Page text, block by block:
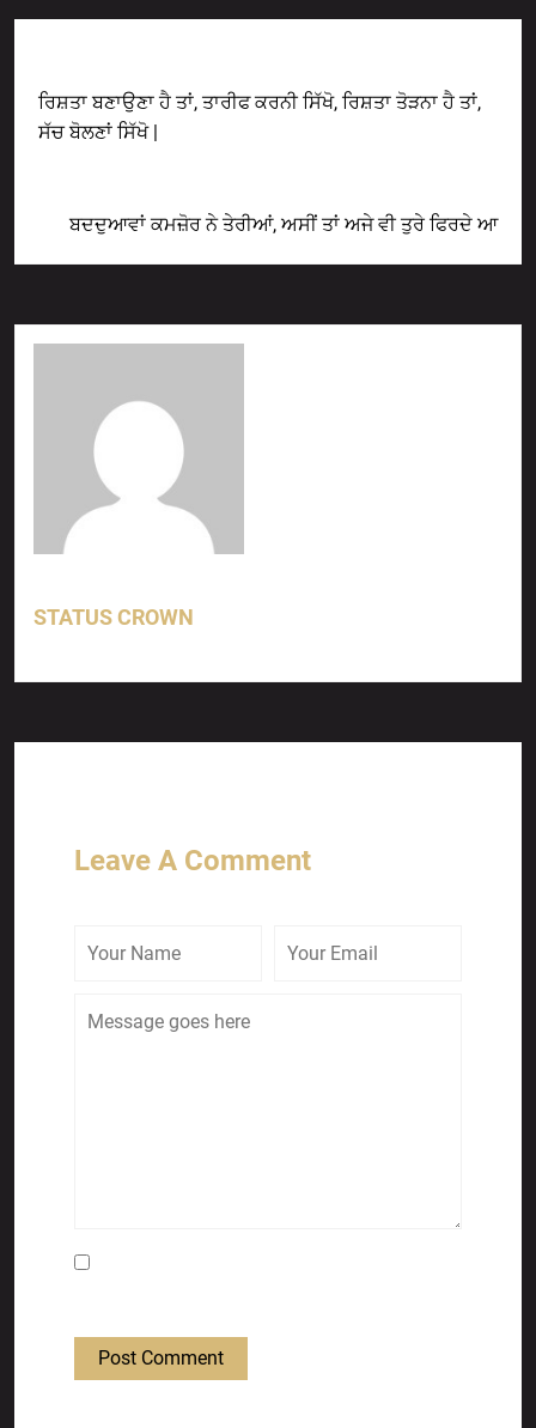
ਰਿਸ਼ਤਾ ਬਣਾਉਣਾ ਹੈ ਤਾਂ, ਤਾਰੀਫ ਕਰਨੀ ਸਿੱਖੋ, ਰਿਸ਼ਤਾ ਤੋੜਨਾ ਹੈ ਤਾਂ,
ਸੱਚ ਬੋਲਣਾਂ ਸਿੱਖੋ |
ਬਦਦੁਆਵਾਂ ਕਮਜ਼ੋਰ ਨੇ ਤੇਰੀਆਂ, ਅਸੀਂ ਤਾਂ ਅਜੇ ਵੀ ਤੁਰੇ ਫਿਰਦੇ ਆ
STATUS CROWN
Leave A Comment
Post Comment